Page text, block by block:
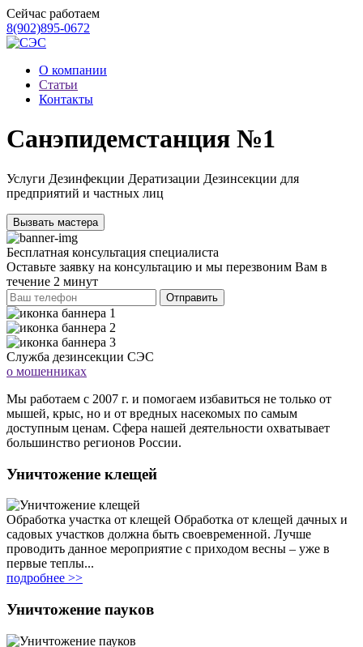
Сейчас работаем
8(902)895-0672
О компании
Статьи
Контакты
Санэпидемстанция №1
Услуги Дезинфекции Дератизации Дезинсекции для
предприятий и частных лиц
Вызвать мастера
Бесплатная консультация специалиста
Оставьте заявку на консультацию и мы перезвоним Вам в
течение 2 минут
Отправить
Служба дезинсекции СЭС
о мошенниках
Мы работаем с 2007 г. и помогаем избавиться не только от
мышей, крыс, но и от вредных насекомых по самым
доступным ценам. Сфера нашей деятельности охватывает
большинство регионов России.
Уничтожение клещей
Обработка участка от клещей Обработка от клещей дачных и
садовых участков должна быть своевременной. Лучше
проводить данное мероприятие с приходом весны – уже в
первые теплы...
подробнее >>
Уничтожение пауков